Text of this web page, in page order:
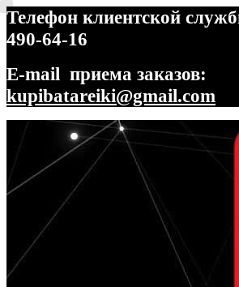
Телефон клиентской
490-64-16
E-mail приема заказов:
kupibatareiki@gmail.com
Перейти
навигации
Перейти
содержимому